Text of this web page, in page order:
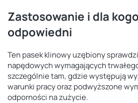
Zastosowanie i dla
odpowiedni
Ten pasek klinowy uzębiony
napędowych wymagających
szczególnie tam, gdzie występują
warunki pracy oraz podwyższone
odporności na zużycie.